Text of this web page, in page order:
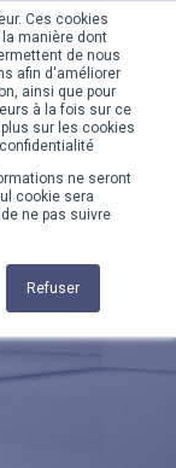
Ces cookies
manière dont
de nous
afin d'améliorer
ainsi que pour
à la fois sur ce
sur les cookies
ne seront
cookie sera
ne pas suivre
Refuser
MENU